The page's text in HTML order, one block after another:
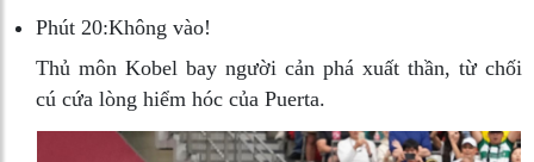
Phút 20:Không vào!
Thủ môn Kobel bay người cản phá xuất thần, từ chối
cú cứa lòng hiểm hóc của Puerta.